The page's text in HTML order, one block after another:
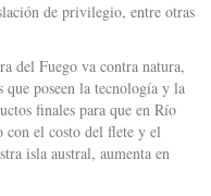
de privilegio, entre otras
del Fuego va contra natura,
poseen la tecnología y la
finales para que en Río
con el costo del flete y el
isla austral, aumenta en